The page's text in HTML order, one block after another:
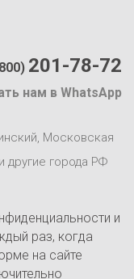
201-78-72
нам в WhatsApp
Московская
другие города РФ
и
раз, когда
на сайте